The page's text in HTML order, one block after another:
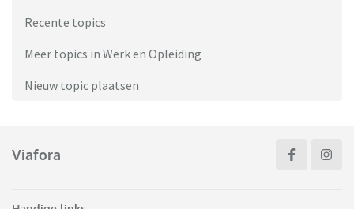
Recente topics
Meer topics in Werk en Opleiding
Nieuw topic plaatsen
Viafora